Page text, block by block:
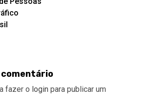
comentário
fazer o login para publicar um